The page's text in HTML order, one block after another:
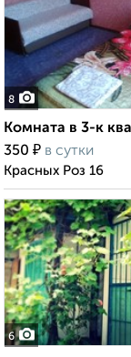
8
Комната в 3-к
350 ₽ в сутки
Красных Роз 16
6